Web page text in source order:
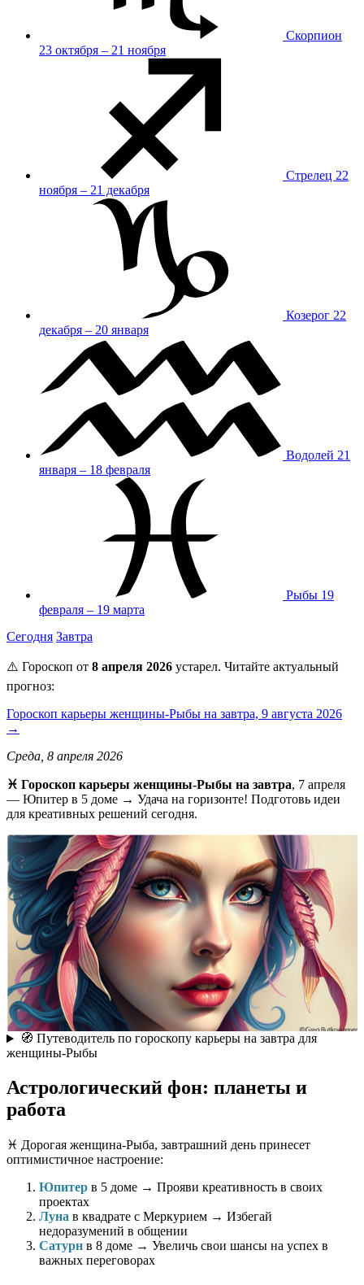
Скорпион
23 октября – 21 ноября
Стрелец 22
ноября – 21 декабря
Козерог 22
декабря – 20 января
Водолей 21
января – 18 февраля
Рыбы 19
февраля – 19 марта
Сегодня Завтра
⚠️ Гороскоп от 8 апреля 2026 устарел. Читайте актуальный
прогноз:
Гороскоп карьеры женщины-Рыбы на завтра, 9 августа 2026
→
Среда, 8 апреля 2026
♓️ Гороскоп карьеры женщины-Рыбы на завтра, 7 апреля
— Юпитер в 5 доме → Удача на горизонте! Подготовь идеи
для креативных решений сегодня.
🧭 Путеводитель по гороскопу карьеры на завтра для
женщины-Рыбы
Астрологический фон: планеты и
работа
♓️ Дорогая женщина-Рыба, завтрашний день принесет
оптимистичное настроение:
Юпитер в 5 доме → Прояви креативность в своих
проектах
Луна в квадрате с Меркурием → Избегай
недоразумений в общении
Сатурн в 8 доме → Увеличь свои шансы на успех в
важных переговорах